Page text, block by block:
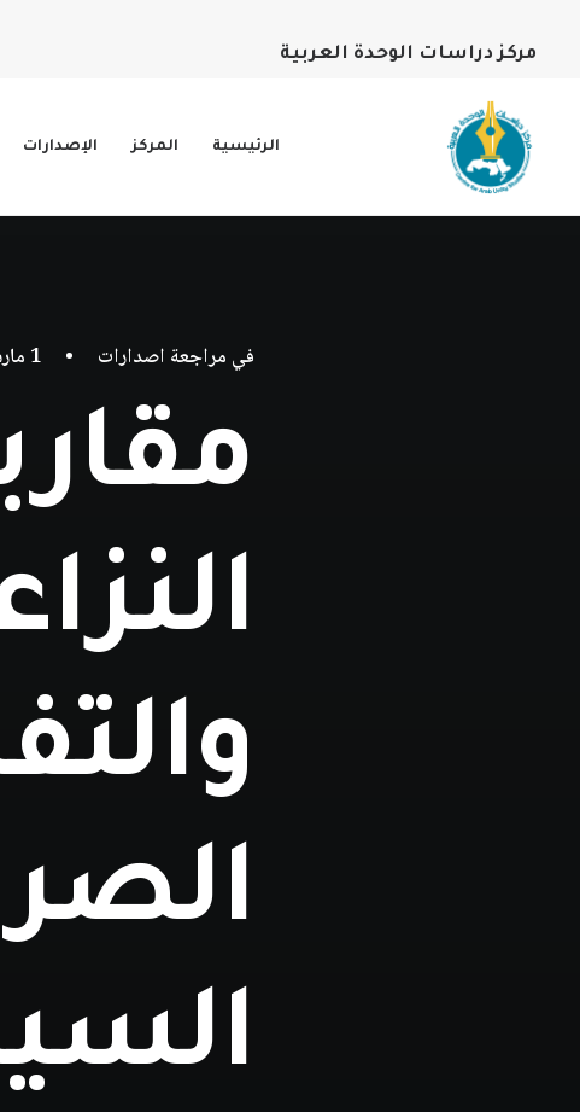
مركز دراسات الوحدة العربية
الرئيسية المركز الإصدارات
في مراجعة اصدارات • 1 مارس، 2022